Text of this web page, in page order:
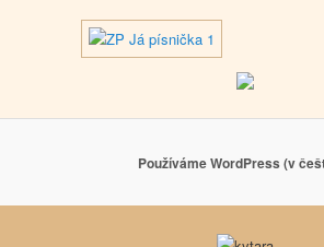
Používáme WordPress (v